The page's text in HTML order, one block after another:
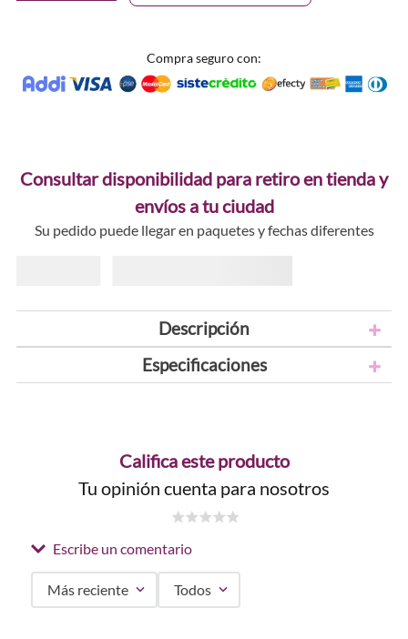
Compra seguro con:
Consultar disponibilidad para retiro en tienda y
envíos a tu ciudad
Su pedido puede llegar en paquetes y fechas diferentes
Descripción
Especificaciones
Califica este producto
Tu opinión cuenta para nosotros
Escribe un comentario
Más reciente Todos